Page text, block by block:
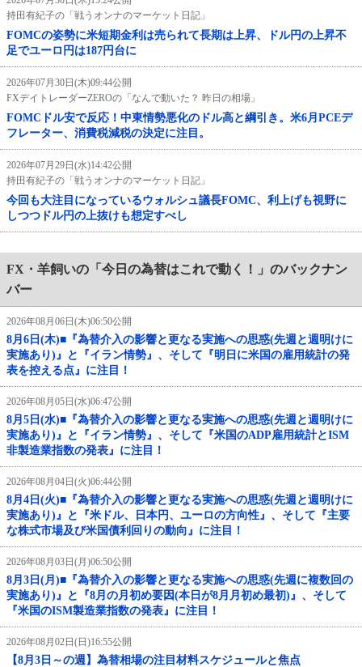
持田有紀子の「戦うオンナのマーケット日記」
FOMCの姿勢に米短期金利は売られて長期は上昇、ドル円の上昇不
足でユーロ円は187円台に
2026年07月30日(木)09:44公開
FXデイトレーダーZEROの「なんで動いた？ 昨日の相場」
FOMCドル安で反応！中東情勢悪化のドル高と綱引き。米6月PCEデ
フレーター、消費税減税の決定に注目。
2026年07月29日(水)14:42公開
持田有紀子の「戦うオンナのマーケット日記」
今回も大注目になっているウォルシュ議長FOMC、利上げも視野に
しつつドル円の上抜けも想定すべし
FX・羊飼いの「今日の為替はこれで動く！」のバックナン
バー
2026年08月06日(木)06:50公開
8月6日(木)■『為替介入の影響と更なる実施への思惑(先週と週明けに
実施あり)』と『イラン情勢』、そして『明日に米国の雇用統計の発
表を控える点』に注目！
2026年08月05日(水)06:47公開
8月5日(水)■『為替介入の影響と更なる実施への思惑(先週と週明けに
実施あり)』と『イラン情勢』、そして『米国のADP雇用統計とISM
非製造業指数の発表』に注目！
2026年08月04日(火)06:44公開
8月4日(火)■『為替介入の影響と更なる実施への思惑(先週と週明けに
実施あり)』と『米ドル、日本円、ユーロの方向性』、そして『主要
な株式市場及び米国債利回りの動向』に注目！
2026年08月03日(月)06:50公開
8月3日(月)■『為替介入の影響と更なる実施への思惑(先週に複数回の
実施あり)』と『8月の月初め要因(本日が8月月初め最初)』、そして
『米国のISM製造業指数の発表』に注目！
2026年08月02日(日)16:55公開
【8月3日～の週】為替相場の注目材料スケジュールと焦点